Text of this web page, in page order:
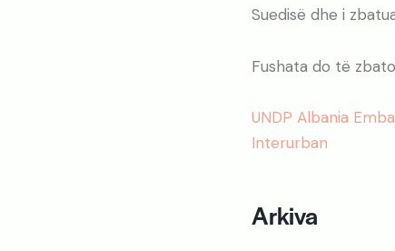
Suedisë dhe i
Fushata do të
UNDP Albania
Interurban
Arkiva